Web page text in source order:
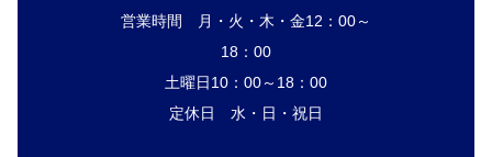
営業時間 月・火・木・金12：00～
18：00
土曜日10：00～18：00
定休日 水・日・祝日